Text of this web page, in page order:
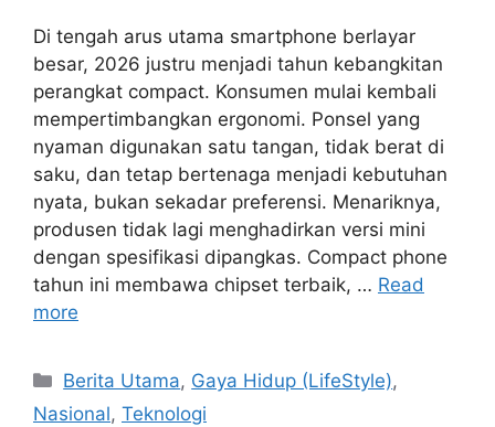
Di tengah arus utama smartphone berlayar
besar, 2026 justru menjadi tahun kebangkitan
perangkat compact. Konsumen mulai kembali
mempertimbangkan ergonomi. Ponsel yang
nyaman digunakan satu tangan, tidak berat di
saku, dan tetap bertenaga menjadi kebutuhan
nyata, bukan sekadar preferensi. Menariknya,
produsen tidak lagi menghadirkan versi mini
dengan spesifikasi dipangkas. Compact phone
tahun ini membawa chipset terbaik, … Read
more
C
a
Berita Utama, Gaya Hidup (LifeStyle),
Nasional, Teknologi